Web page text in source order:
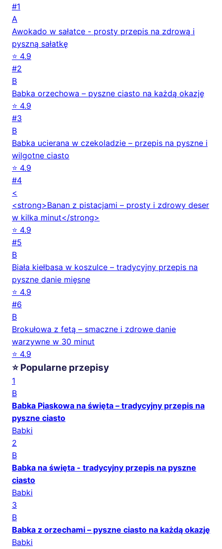
#1
A
Awokado w sałatce - prosty przepis na zdrową i
pyszną sałatkę
⭐ 4.9
#2
B
Babka orzechowa – pyszne ciasto na każdą okazję
⭐ 4.9
#3
B
Babka ucierana w czekoladzie – przepis na pyszne i
wilgotne ciasto
⭐ 4.9
#4
<
<strong>Banan z pistacjami – prosty i zdrowy deser
w kilka minut</strong>
⭐ 4.9
#5
B
Biała kiełbasa w koszulce – tradycyjny przepis na
pyszne danie mięsne
⭐ 4.9
#6
B
Brokułowa z fetą – smaczne i zdrowe danie
warzywne w 30 minut
⭐ 4.9
⭐ Popularne przepisy
1
B
Babka Piaskowa na święta – tradycyjny przepis na
pyszne ciasto
Babki
2
B
Babka na święta - tradycyjny przepis na pyszne
ciasto
Babki
3
B
Babka z orzechami – pyszne ciasto na każdą okazję
Babki